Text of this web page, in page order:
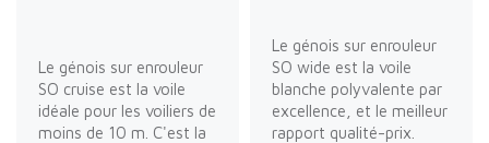
Le génois sur enrouleur
SO cruise est la voile
idéale pour les voiliers de
moins de 10 m. C'est la
Le génois sur enrouleur
SO wide est la voile
blanche polyvalente par
excellence, et le meilleur
rapport qualité-prix.